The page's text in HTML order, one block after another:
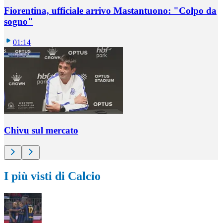
Fiorentina, ufficiale arrivo Mastantuono: "Colpo da
sogno"
01:14
Chivu sul mercato
I più visti di Calcio